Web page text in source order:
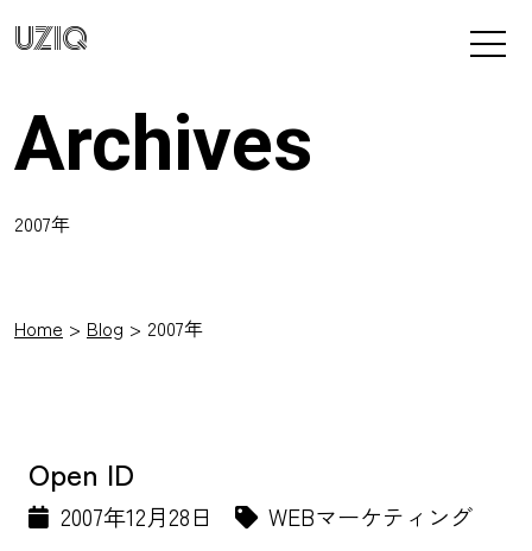
UZIQ
Archives
2007年
Home Blog 2007年
Open ID
2007年12月28日
WEBマーケティング